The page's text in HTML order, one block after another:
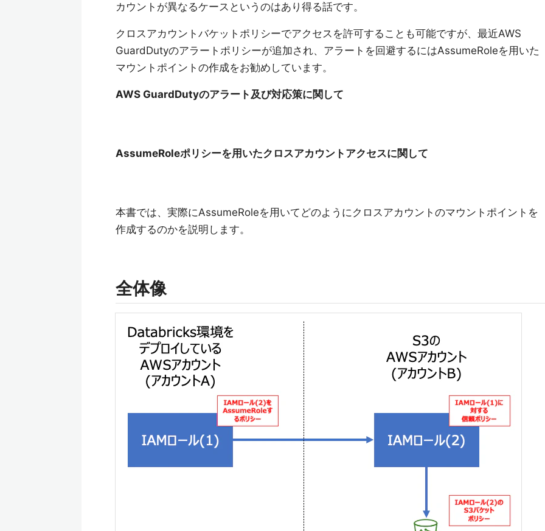
カウントが異なるケースというのはあり得る話です。
クロスアカウントバケットポリシーでアクセスを許可することも可能ですが、最近AWS
GuardDutyのアラートポリシーが追加され、アラートを回避するにはAssumeRoleを用いた
マウントポイントの作成をお勧めしています。
AWS GuardDutyのアラート及び対応策に関して
AssumeRoleポリシーを用いたクロスアカウントアクセスに関して
本書では、実際にAssumeRoleを用いてどのようにクロスアカウントのマウントポイントを
作成するのかを説明します。
全体像